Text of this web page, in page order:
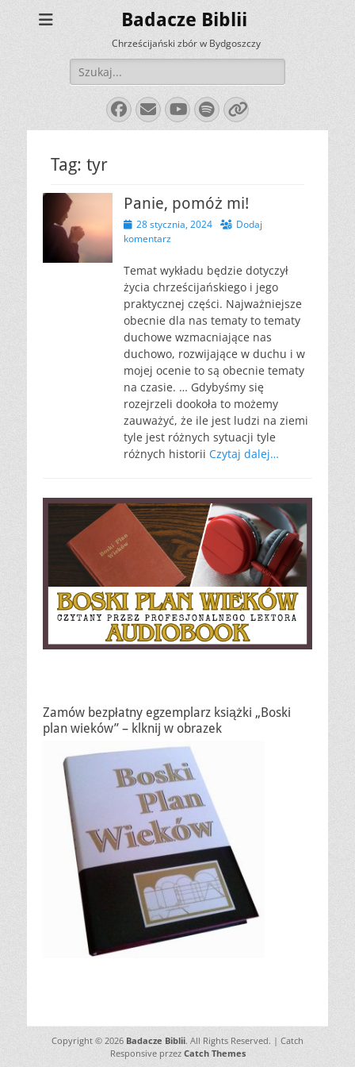
Badacze Biblii
Chrześcijański zbór w Bydgoszczy
Szukaj:
Facebook
E-
mail
YouTube
Spotify
Link
Tag: tyr
Panie, pomóż mi!
Opublikowano
28 stycznia, 2024
Dodaj
komentarz
Temat wykładu będzie dotyczył
życia chrześcijańskiego i jego
praktycznej części. Najważniejsze
obecnie dla nas tematy to tematy
duchowe wzmacniające nas
duchowo, rozwijające w duchu i w
mojej ocenie to są obecnie tematy
na czasie. … Gdybyśmy się
rozejrzeli dookoła to możemy
zauważyć, że ile jest ludzi na ziemi
tyle jest różnych sytuacji tyle
różnych historii Czytaj dalej…
Zamów bezpłatny egzemplarz książki „Boski
plan wieków” – klknij w obrazek
Copyright © 2026 Badacze Biblii. All Rights Reserved. | Catch
Responsive przez Catch Themes